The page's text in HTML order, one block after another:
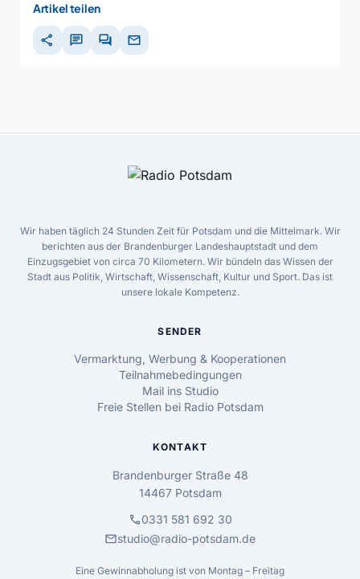
Artikel teilen
share chat forum mail
Wir haben täglich 24 Stunden Zeit für Potsdam und die Mittelmark. Wir
berichten aus der Brandenburger Landeshauptstadt und dem
Einzugsgebiet von circa 70 Kilometern. Wir bündeln das Wissen der
Stadt aus Politik, Wirtschaft, Wissenschaft, Kultur und Sport. Das ist
unsere lokale Kompetenz.
SENDER
Vermarktung, Werbung & Kooperationen
Teilnahmebedingungen
Mail ins Studio
Freie Stellen bei Radio Potsdam
KONTAKT
Brandenburger Straße 48
14467 Potsdam
call0331 581 692 30
mailstudio@radio-potsdam.de
Eine Gewinnabholung ist von Montag – Freitag